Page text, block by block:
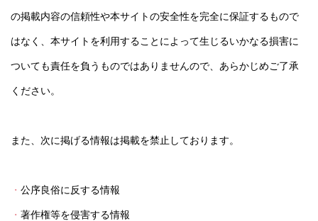
の掲載内容の信頼性や本サイトの安全性を完全に保証するもので
はなく、本サイトを利用することによって生じるいかなる損害に
ついても責任を負うものではありませんので、あらかじめご了承
ください。
また、次に掲げる情報は掲載を禁止しております。
公序良俗に反する情報
著作権等を侵害する情報